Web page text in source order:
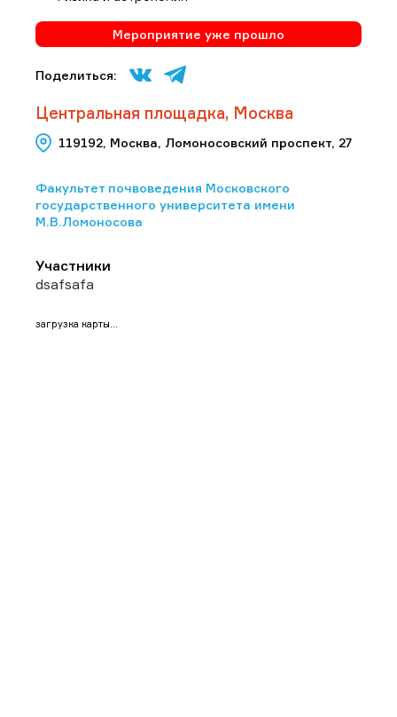
Мероприятие уже прошло
Поделиться:
Центральная площадка, Москва
119192, Москва, Ломоносовский проспект, 27
Факультет почвоведения Московского
государственного университета имени
М.В.Ломоносова
Участники
dsafsafa
загрузка карты...